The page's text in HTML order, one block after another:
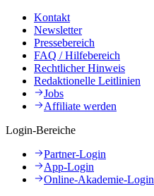
Kontakt
Newsletter
Pressebereich
FAQ / Hilfebereich
Rechtlicher Hinweis
Redaktionelle Leitlinien
Jobs
Affiliate werden
Login-Bereiche
Partner-Login
App-Login
Online-Akademie-Login